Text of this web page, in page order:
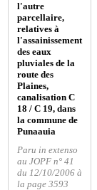
l'autre
parcellaire,
relatives à
l'assainissement
des eaux
pluviales de la
route des
Plaines,
canalisation C
18 / C 19, dans
la commune de
Punaauia
Paru in extenso
au JOPF n° 41
du 12/10/2006 à
la page 3593